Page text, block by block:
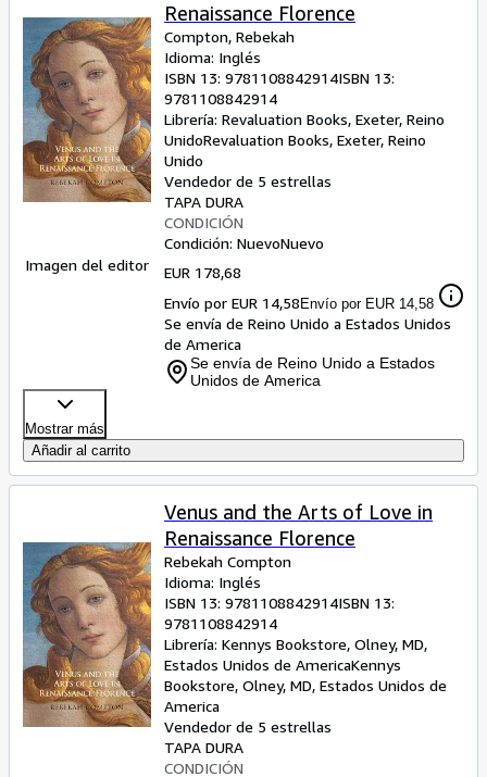
Imagen del editor
Renaissance Florence
Compton, Rebekah
Idioma: Inglés
ISBN 13: 9781108842914ISBN 13:
9781108842914
Librería: Revaluation Books, Exeter, Reino
UnidoRevaluation Books, Exeter, Reino
Unido
Vendedor de 5 estrellas
TAPA DURA
CONDICIÓN
Condición: NuevoNuevo
EUR 178,68
Envío por EUR 14,58Envío por EUR 14,58
Se envía de Reino Unido a Estados Unidos
de America
Se envía de Reino Unido a Estados
Unidos de America
Mostrar más
Añadir al carrito
Venus and the Arts of Love in
Renaissance Florence
Rebekah Compton
Idioma: Inglés
ISBN 13: 9781108842914ISBN 13:
9781108842914
Librería: Kennys Bookstore, Olney, MD,
Estados Unidos de AmericaKennys
Bookstore, Olney, MD, Estados Unidos de
America
Vendedor de 5 estrellas
TAPA DURA
CONDICIÓN